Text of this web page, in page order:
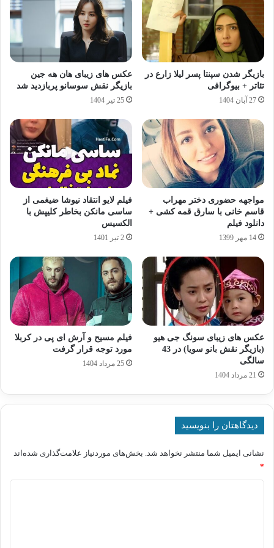
بازیگر شدن سپنتا پسر لیلا زارع در
تئاتر + بیوگرافی
27 آبان 1404
عکس های زیبای هان هه جین
بازیگر نقش سوسانو پربازدید شد
25 تیر 1404
مواجهه حضوری دختر مهراب
قاسم خانی با سارق قمه کشی +
دانلود فیلم
14 مهر 1399
فیلم لایو انتقاد نیوشا ضیغمی از
ساسی مانکن بخاطر کلیپش با
الکسیس
2 تیر 1401
عکس های زیبای سونگ جی هیو
(بازیگر نقش بانو سویا) در 43
سالگی
21 مرداد 1404
فیلم مسیح و آرش ای پی در کربلا
مورد توجه قرار گرفت
25 مرداد 1404
دیدگاهتان را بنویسید
نشانی ایمیل شما منتشر نخواهد شد. بخش‌های موردنیاز علامت‌گذاری شده‌اند
*